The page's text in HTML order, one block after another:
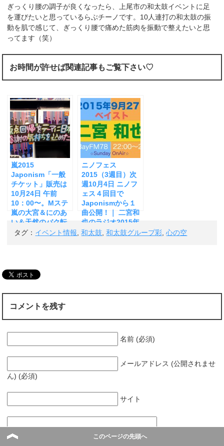
ぎっくり腰の調子が良くなったら、上尾市の和太鼓イベントに足
を運びたいと思っているらぶチーノです。10人連打の和太鼓の振
動を肌で感じて、ぎっくり腰で痛めた筋肉を振動で整えたいと思
ってます（笑）
お時間が許せば関連記事もご覧下さい♡
嵐2015
Japonism「一般
チケット」販売は
10月24日 午前
10：00〜。Mステ
嵐の大宮＆にのあ
い＆天然のバク転
に胸がバクバク♡
ニノフェス
2015（3週目）次
週10月4日 ニノフ
ェス４回目で
Japonismから１
曲公開！｜ 二宮和
也のラジオ2015年
ベイストーム（9月
タグ： イベント情報,和太鼓,和太鼓グループ彩,心の空
コメントを残す
名前 (必須)
メールアドレス (公開されませ
ん) (必須)
サイト
このページの先頭へ